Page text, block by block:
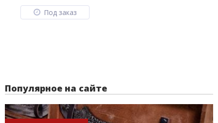
Под заказ
Популярное на сайте